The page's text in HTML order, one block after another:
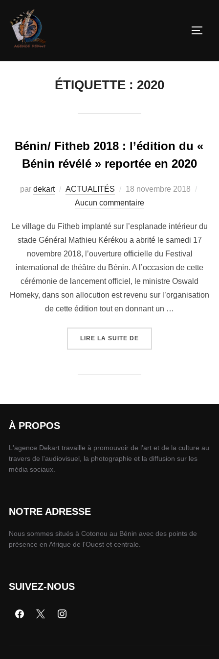
ÉTIQUETTE : 2020
Bénin/ Fitheb 2018 : l’édition du «
Bénin révélé » reportée en 2020
par dekart ACTUALITÉS
18 novembre 2018
Aucun commentaire
Le village du Fitheb implanté sur l’esplanade intérieur du
stade Général Mathieu Kérékou a abrité le samedi 17
novembre 2018, l’ouverture officielle du Festival
international de théâtre du Bénin. A l’occasion de cette
cérémonie de lancement officiel, le ministre Oswald
Homeky, dans son allocution est revenu sur l’organisation
de cette édition tout en donnant un …
LIRE LA SUITE DE
À PROPOS
L'agence Dekart travaille à promouvoir de l'art et de la culture au
travers de l'audiovisuel, la photographie et la diffusion sur les
média sociaux.
NOTRE ADRESSE
Nous sommes situés à Cotonou au Bénin avec des points de
présence en Afrique de l'Ouest et centrale.
SUIVEZ-NOUS